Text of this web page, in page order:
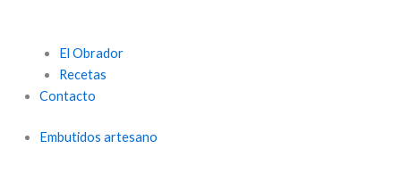
El Obrador
Recetas
Contacto
Embutidos artesano